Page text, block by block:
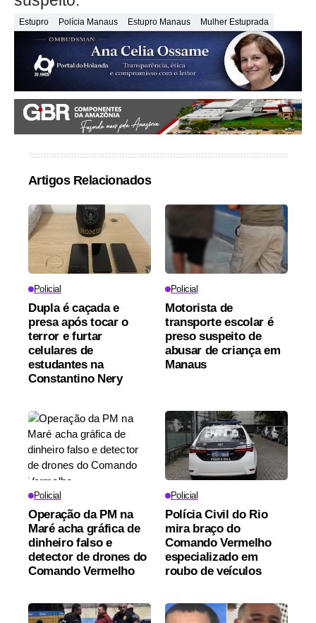
Estupro Polícia Manaus Estupro Manaus Mulher Estuprada
Artigos Relacionados
Policial
Dupla é caçada e
presa após tocar o
terror e furtar
celulares de
estudantes na
Constantino Nery
Policial
Motorista de
transporte escolar é
preso suspeito de
abusar de criança em
Manaus
Policial
Operação da PM na
Maré acha gráfica de
dinheiro falso e
detector de drones do
Comando Vermelho
Policial
Polícia Civil do Rio
mira braço do
Comando Vermelho
especializado em
roubo de veículos